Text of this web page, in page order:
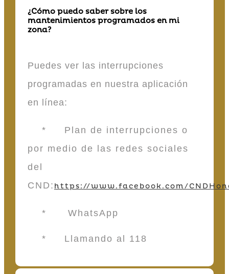
¿Cómo puedo saber sobre los
mantenimientos programados en mi
zona?
Puedes ver las interrupciones
programadas en nuestra aplicación
en línea:
* Plan de interrupciones o
por medio de las redes sociales
del
CND: https://www.facebook.com/
* WhatsApp
* Llamando al 118